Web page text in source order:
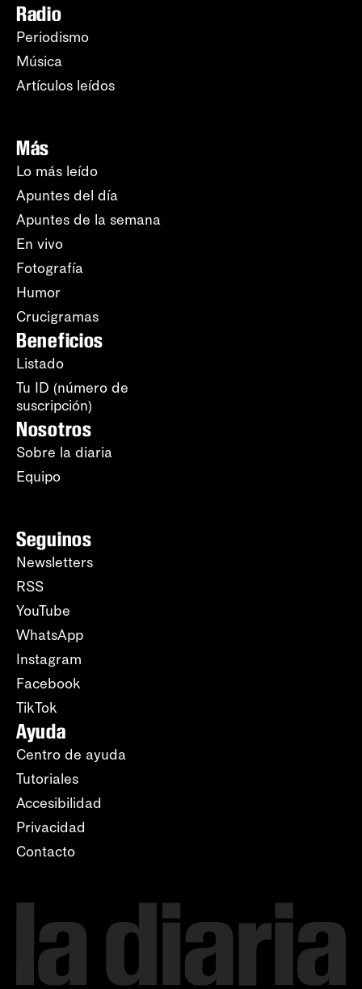
Radio
Periodismo
Música
Artículos leídos
Más
Lo más leído
Apuntes del día
Apuntes de la semana
En vivo
Fotografía
Humor
Crucigramas
Beneficios
Listado
Tu ID (número de
suscripción)
Nosotros
Sobre la diaria
Equipo
Seguinos
Newsletters
RSS
YouTube
WhatsApp
Instagram
Facebook
TikTok
Ayuda
Centro de ayuda
Tutoriales
Accesibilidad
Privacidad
Contacto